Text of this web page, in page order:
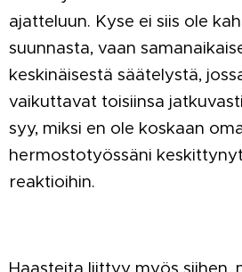
ajatteluun. Kyse ei siis ole
suunnasta, vaan
keskinäisestä säätelystä,
vaikuttavat toisiinsa
syy, miksi en ole koskaan
hermostotyössäni
reaktioihin.
Haasteita liittyy myös siihen,